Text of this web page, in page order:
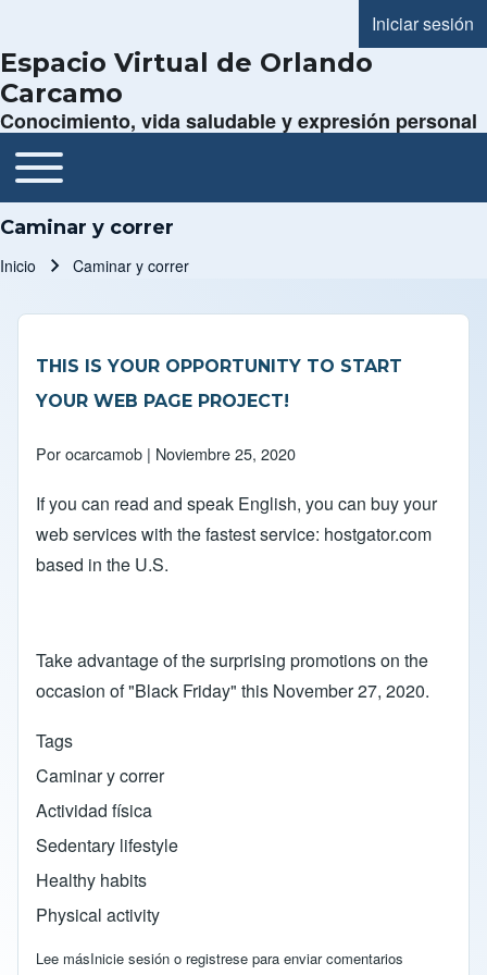
Menú de
Iniciar sesión
Espacio Virtual de Orlando
Carcamo
Conocimiento, vida saludable y expresión personal
Navegación principal
Toggle main menu
Caminar y correr
Inicio Caminar y correr
THIS IS YOUR OPPORTUNITY TO START
YOUR WEB PAGE PROJECT!
Porocarcamob | Noviembre 25, 2020
If you can read and speak English, you can buy your
web services with the fastest service: hostgator.com
based in the U.S.
Take advantage of the surprising promotions on the
occasion of "Black Friday" this November 27, 2020.
Tags
Caminar y correr
Actividad física
Sedentary lifestyle
Healthy habits
Physical activity
Lee mássobre THIS IS YOUR OPPORTUNITY TO START YOUR
Inicie sesión o registrese para enviar comentarios